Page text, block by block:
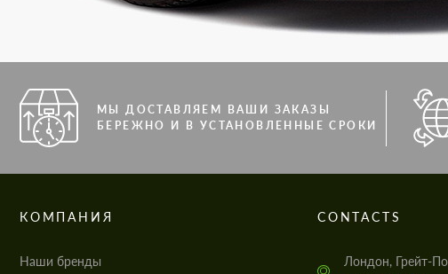
МЫ ДОСТАВЛЯЕМ ВАШИ ЗАКАЗЫ
БЕРЕЖНО И В УСТАНОВЛЕННЫЕ СРОКИ
КОМПАНИЯ
Наши бренды
CONTACTS
Лондон, Грейт-